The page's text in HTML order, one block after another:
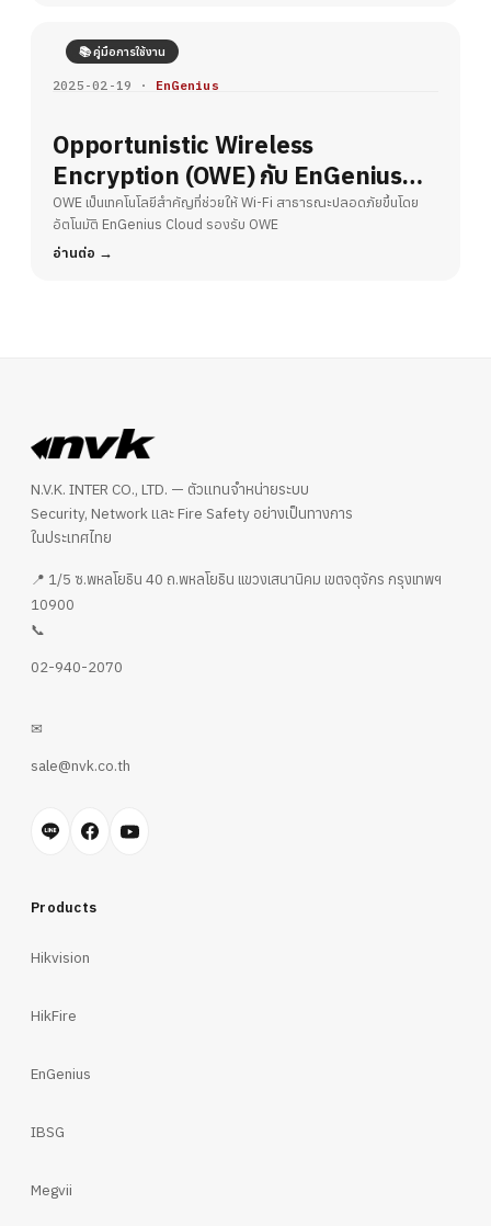
📚 คู่มือการใช้งาน
2025-02-19 · EnGenius
Opportunistic Wireless
Encryption (OWE) กับ EnGenius
Cloud – ยกระดับความปลอดภัย Wi-Fi
สาธารณะ
OWE เป็นเทคโนโลยีสำคัญที่ช่วยให้ Wi-Fi สาธารณะปลอดภัยขึ้นโดย
อัตโนมัติ EnGenius Cloud รองรับ OWE
อ่านต่อ
N.V.K. INTER CO., LTD. — ตัวแทนจำหน่ายระบบ
Security, Network และ Fire Safety อย่างเป็นทางการ
ในประเทศไทย
📍 1/5 ซ.พหลโยธิน 40 ถ.พหลโยธิน แขวงเสนานิคม เขตจตุจักร กรุงเทพฯ
10900
📞
02-940-2070
✉
sale@nvk.co.th
Products
Hikvision
HikFire
EnGenius
IBSG
Megvii